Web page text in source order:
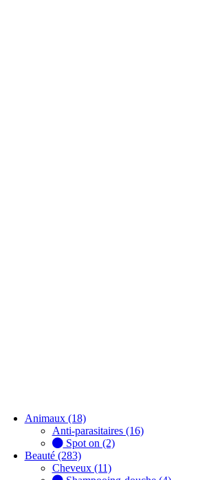
Animaux (18)
Anti-parasitaires (16)
Spot on (2)
Beauté (283)
Cheveux (11)